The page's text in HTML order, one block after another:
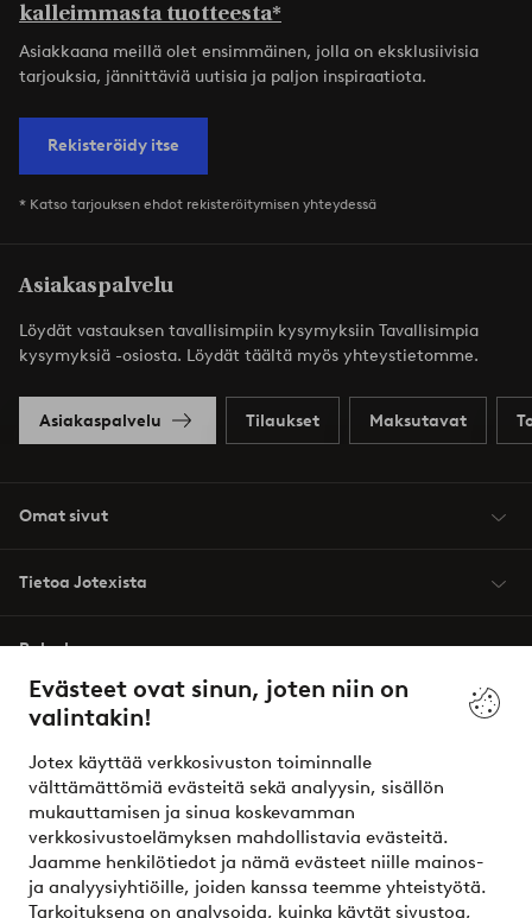
Evästeet ovat sinun, joten niin on
valintakin!
Jotex käyttää verkkosivuston toiminnalle
välttämättömiä evästeitä sekä analyysin, sisällön
mukauttamisen ja sinua koskevamman
verkkosivustoelämyksen mahdollistavia evästeitä.
Jaamme henkilötiedot ja nämä evästeet niille mainos-
ja analyysiyhtiöille, joiden kanssa teemme yhteistyötä.
Tarkoituksena on analysoida, kuinka käytät sivustoa,
kalleimmasta tuotteesta*
Asiakkaana meillä olet ensimmäinen, jolla on eksklusiivisia
tarjouksia, jännittäviä uutisia ja paljon inspiraatiota.
Rekisteröidy itse
* Katso tarjouksen ehdot rekisteröitymisen yhteydessä
Asiakaspalvelu
Löydät vastauksen tavallisimpiin kysymyksiin Tavallisimpia
kysymyksiä -osiosta. Löydät täältä myös yhteystietomme.
Asiakaspalvelu Tilaukset Maksutavat
Omat sivut
Tietoa Jotexista
Palvelumme
Ehdot
Ystävät
Turvalliset maksut – maksa nyt tai erissä